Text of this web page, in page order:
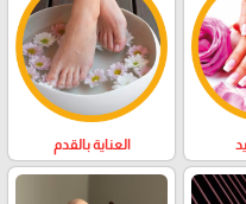
العناية بالقدم